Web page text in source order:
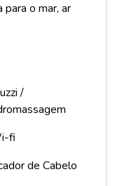
o mar, ar
/
fi
de Cabelo